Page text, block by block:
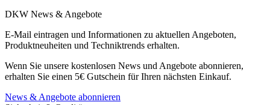
DKW News & Angebote
E-Mail eintragen und Informationen zu aktuellen Angeboten,
Produktneuheiten und Techniktrends erhalten.
Wenn Sie unsere kostenlosen News und Angebote abonnieren,
erhalten Sie einen 5€ Gutschein für Ihren nächsten Einkauf.
News & Angebote abonnieren